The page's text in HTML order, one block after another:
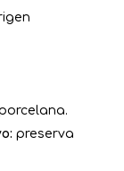
preserva